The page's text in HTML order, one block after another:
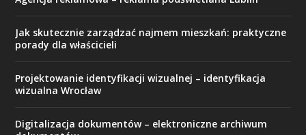
Jak skutecznie zarządzać najmem mieszkań: praktyczne
porady dla właścicieli
Projektowanie identyfikacji wizualnej – identyfikacja
wizualna Wrocław
Digitalizacja dokumentów – elektroniczne archiwum